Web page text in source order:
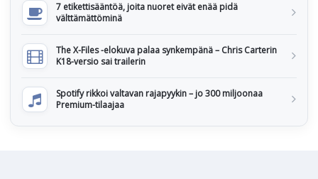
7 etikettisääntöä, joita nuoret eivät enää pidä
välttämättöminä
The X-Files -elokuva palaa synkempänä – Chris Carterin
K18-versio sai trailerin
Spotify rikkoi valtavan rajapyykin – jo 300 miljoonaa
Premium-tilaajaa